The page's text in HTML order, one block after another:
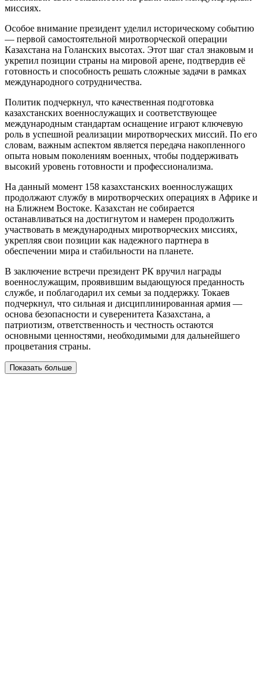
миссиях.
Особое внимание президент уделил историческому событию
— первой самостоятельной миротворческой операции
Казахстана на Голанских высотах. Этот шаг стал знаковым и
укрепил позиции страны на мировой арене, подтвердив её
готовность и способность решать сложные задачи в рамках
международного сотрудничества.
Политик подчеркнул, что качественная подготовка
казахстанских военнослужащих и соответствующее
международным стандартам оснащение играют ключевую
роль в успешной реализации миротворческих миссий. По его
словам, важным аспектом является передача накопленного
опыта новым поколениям военных, чтобы поддерживать
высокий уровень готовности и профессионализма.
На данный момент 158 казахстанских военнослужащих
продолжают службу в миротворческих операциях в Африке и
на Ближнем Востоке. Казахстан не собирается
останавливаться на достигнутом и намерен продолжить
участвовать в международных миротворческих миссиях,
укрепляя свои позиции как надежного партнера в
обеспечении мира и стабильности на планете.
В заключение встречи президент РК вручил награды
военнослужащим, проявившим выдающуюся преданность
службе, и поблагодарил их семьи за поддержку. Токаев
подчеркнул, что сильная и дисциплинированная армия —
основа безопасности и суверенитета Казахстана, а
патриотизм, ответственность и честность остаются
основными ценностями, необходимыми для дальнейшего
процветания страны.
Показать больше